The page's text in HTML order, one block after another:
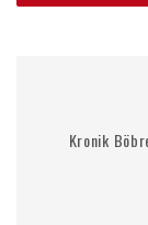
Kronik